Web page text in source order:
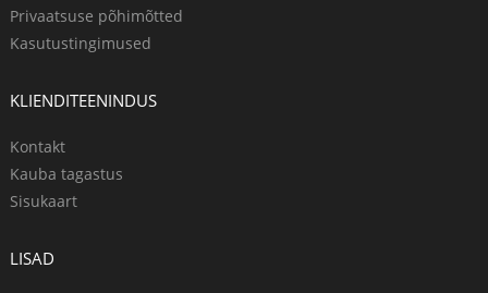
Privaatsuse põhimõtted
Kasutustingimused
KLIENDITEENINDUS
Kontakt
Kauba tagastus
Sisukaart
LISAD